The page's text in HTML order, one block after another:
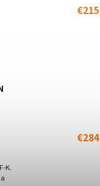
€215
K.
€284